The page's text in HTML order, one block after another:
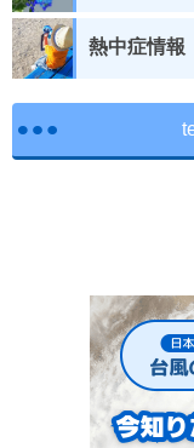
熱中症情報